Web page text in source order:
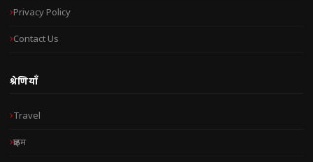
Privacy Policy
Contact Us
श्रेणियाँ
Travel
क्राइम